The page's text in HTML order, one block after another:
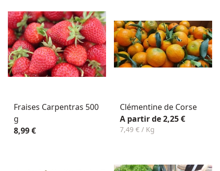
Fraises Carpentras 500
g
8,99 €
Clémentine de Corse
A partir de 2,25 €
7,49 € / Kg